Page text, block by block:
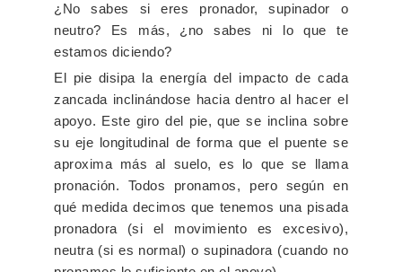
¿No sabes si eres pronador, supinador o
neutro? Es más, ¿no sabes ni lo que te
estamos diciendo?
El pie disipa la energía del impacto de cada
zancada inclinándose hacia dentro al hacer el
apoyo. Este giro del pie, que se inclina sobre
su eje longitudinal de forma que el puente se
aproxima más al suelo, es lo que se llama
pronación. Todos pronamos, pero según en
qué medida decimos que tenemos una pisada
pronadora (si el movimiento es excesivo),
neutra (si es normal) o supinadora (cuando no